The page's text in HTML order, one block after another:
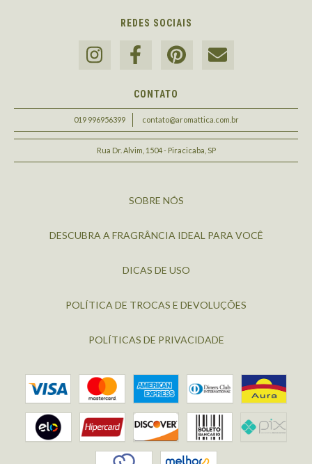
REDES SOCIAIS
CONTATO
019 996956399 contato@aromattica.com.br
Rua Dr. Alvim, 1504 - Piracicaba, SP
SOBRE NÓS
DESCUBRA A FRAGRÂNCIA IDEAL PARA VOCÊ
DICAS DE USO
POLÍTICA DE TROCAS E DEVOLUÇÕES
POLÍTICAS DE PRIVACIDADE